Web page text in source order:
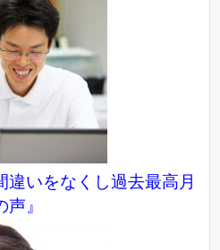
違いをなくし過去最高月
』